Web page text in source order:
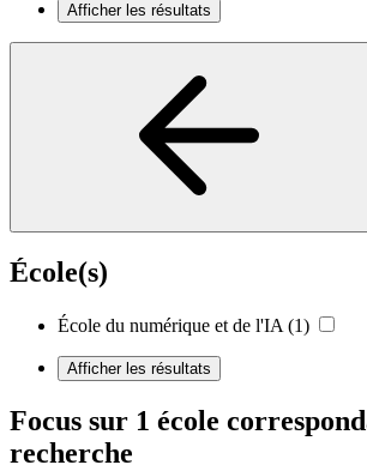
Afficher les résultats
École(s)
École du numérique et de l'IA (1)
Afficher les résultats
Focus sur 1 école
recherche